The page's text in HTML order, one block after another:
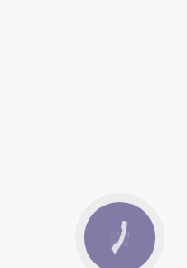
КНОПКА
ЗВ'ЯЗКУ